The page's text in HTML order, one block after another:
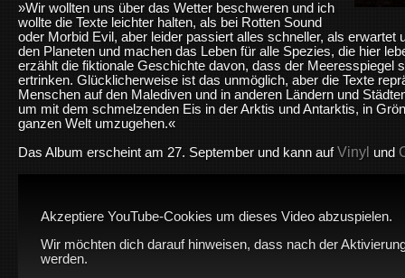
»Wir wollten uns über das Wetter beschweren und ich
wollte die Texte leichter halten, als bei Rotten Sound
oder Morbid Evil, aber leider passiert alles schneller, als erwartet
den Planeten und machen das Leben für alle Spezies, die hier
erzählt die fiktionale Geschichte davon, dass der Meeresspiegel
ertrinken. Glücklicherweise ist das unmöglich, aber die Texte
Menschen auf den Malediven und in anderen Ländern und
um mit dem schmelzenden Eis in der Arktis und Antarktis, in
ganzen Welt umzugehen.«
Das Album erscheint am 27. September und kann aufVinyl und
Akzeptiere YouTube-Cookies um dieses Video abzuspielen.
Wir möchten dich darauf hinweisen, dass nach der
werden.